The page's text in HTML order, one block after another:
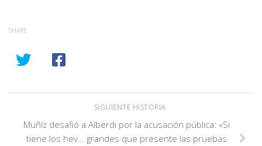
SHARE
SIGUIENTE HISTORIA
Muñíz desafió a Alberdi por la acusación pública: «Si
tiene los hev… grandes que presente las pruebas